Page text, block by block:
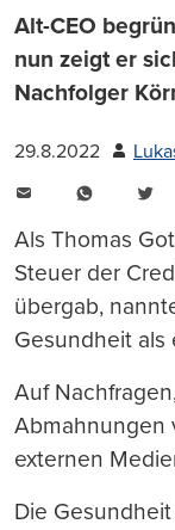
Alt-CEO
nun zeigt er
Nachfolger
29.8.2022
WhatsApp
Als Thomas
Steuer der
übergab,
Gesundheit als
Auf
Abmahnungen
externen
Die